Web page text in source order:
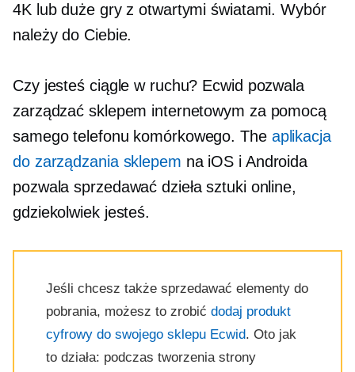
4K lub duże gry z otwartymi światami. Wybór
należy do Ciebie.
Czy jesteś ciągle w ruchu? Ecwid pozwala
zarządzać sklepem internetowym za pomocą
samego telefonu komórkowego. The aplikacja
do zarządzania sklepem na iOS i Androida
pozwala sprzedawać dzieła sztuki online,
gdziekolwiek jesteś.
Jeśli chcesz także sprzedawać elementy do
pobrania, możesz to zrobić dodaj produkt
cyfrowy do swojego sklepu Ecwid. Oto jak
to działa: podczas tworzenia strony